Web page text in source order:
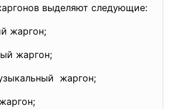
выделяют следующие:
жаргон;
жаргон;
жаргон;